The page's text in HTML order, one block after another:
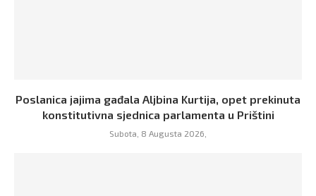
Poslanica jajima gađala Aljbina Kurtija, opet prekinuta
konstitutivna sjednica parlamenta u Prištini
Subota, 8 Augusta 2026,